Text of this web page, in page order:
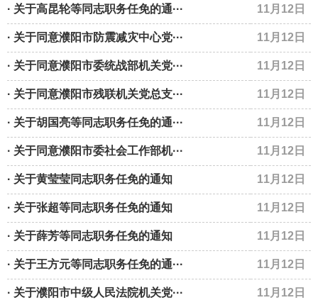
· 关于高昆轮等同志职务任免的通··· 11月12日
· 关于同意濮阳市防震减灾中心党··· 11月12日
· 关于同意濮阳市委统战部机关党··· 11月12日
· 关于同意濮阳市残联机关党总支··· 11月12日
· 关于胡国亮等同志职务任免的通··· 11月12日
· 关于同意濮阳市委社会工作部机··· 11月12日
· 关于黄莹莹同志职务任免的通知 11月12日
· 关于张超等同志职务任免的通知 11月12日
· 关于薛芳等同志职务任免的通知 11月12日
· 关于王方元等同志职务任免的通··· 11月12日
· 关于濮阳市中级人民法院机关党··· 11月12日